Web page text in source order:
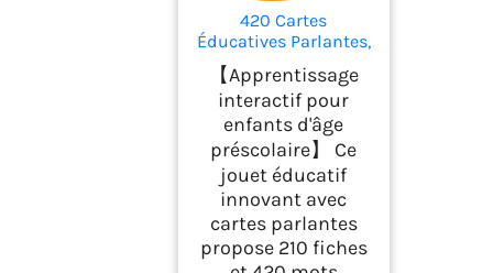
420 Cartes
Éducatives Parlantes,
Jeu de Cartes Flash
Montessori Français,
Jeux Educatif
Pédagogique avec
Sons pour Jouet
Enfants 3-6 Ans, pour
Apprentissage
Préscolaire 10 FR
Chansons
【Apprentissage
interactif pour
enfants d'âge
préscolaire】 Ce
jouet éducatif
innovant avec
cartes parlantes
propose 210 fiches